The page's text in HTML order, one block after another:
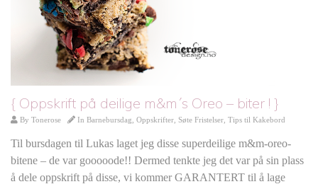
{ Oppskrift på deilige m&m´s Oreo – biter ! }
By Tonerose In Barnebursdag, Oppskrifter, Søte Fristelser, Tips til Kakebord
Til bursdagen til Lukas laget jeg disse superdeilige m&m-oreo-
bitene – de var gooooode!! Dermed tenkte jeg det var på sin plass
å dele oppskrift på disse, vi kommer GARANTERT til å lage